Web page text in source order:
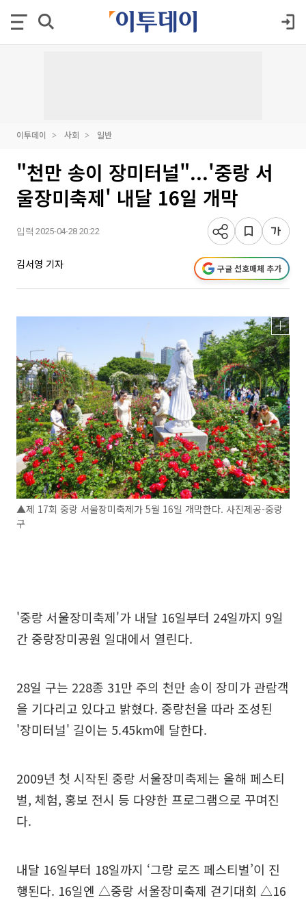
이투데이 사회 일반
"천만 송이 장미터널"...'중랑 서
울장미축제' 내달 16일 개막
입력 2025-04-28 20:22
김서영 기자 구글 선호매체 추가
▲제 17회 중랑 서울장미축제가 5월 16일 개막한다. 사진제공-중랑
구
'중랑 서울장미축제'가 내달 16일부터 24일까지 9일
간 중랑장미공원 일대에서 열린다.
28일 구는 228종 31만 주의 천만 송이 장미가 관람객
을 기다리고 있다고 밝혔다. 중랑천을 따라 조성된
'장미터널' 길이는 5.45km에 달한다.
2009년 첫 시작된 중랑 서울장미축제는 올해 페스티
벌, 체험, 홍보 전시 등 다양한 프로그램으로 꾸며진
다.
내달 16일부터 18일까지 ‘그랑 로즈 페스티벌’이 진
행된다. 16일엔 △중랑 서울장미축제 걷기대회 △16